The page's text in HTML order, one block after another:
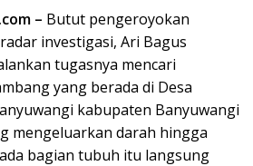
– Butut pengeroyokan
investigasi, Ari Bagus
tugasnya mencari
yang berada di Desa
kabupaten Banyuwangi
mengeluarkan darah hingga
bagian tubuh itu langsung